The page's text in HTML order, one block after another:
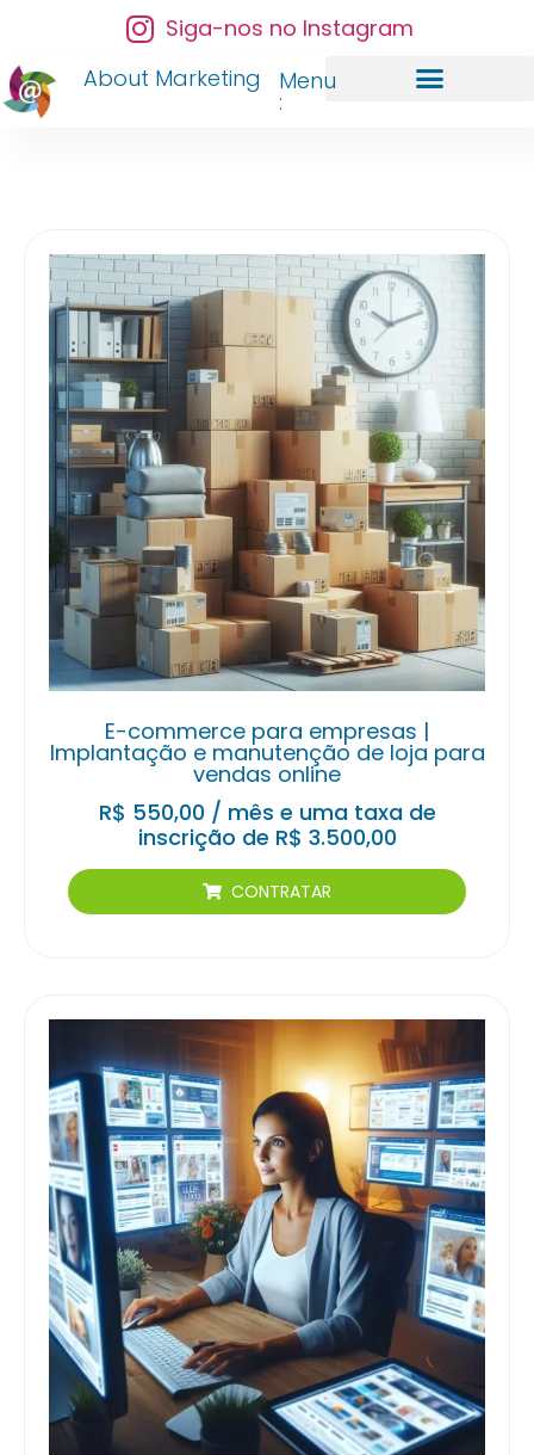
Siga-nos no Instagram
About Marketing
Menu
:
E-commerce para empresas |
Implantação e manutenção de loja para
vendas online
R$ 550,00 / mês e uma taxa de
inscrição de R$ 3.500,00
CONTRATAR